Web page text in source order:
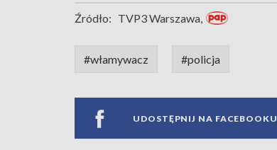
Źródło: TVP3 Warszawa,
#włamywacz #policja
UDOSTĘPNIJ NA FACEBOOKU